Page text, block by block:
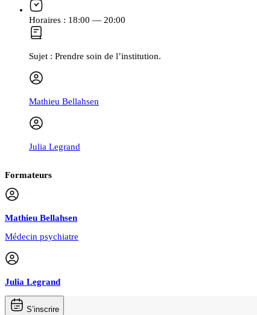
Horaires : 18:00 — 20:00
Sujet : Prendre soin de l’institution.
Mathieu Bellahsen
Julia Legrand
Formateurs
Mathieu Bellahsen
Médecin psychiatre
Julia Legrand
S’inscrire